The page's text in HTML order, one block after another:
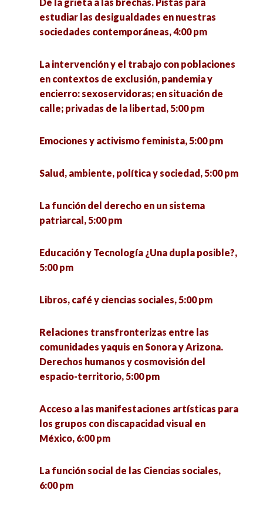
estudiar las desigualdades en nuestras
sociedades contemporáneas, 4:00 pm
La intervención y el trabajo con poblaciones
en contextos de exclusión, pandemia y
encierro: sexoservidoras; en situación de
calle; privadas de la libertad, 5:00 pm
Emociones y activismo feminista, 5:00 pm
Salud, ambiente, política y sociedad, 5:00 pm
La función del derecho en un sistema
patriarcal, 5:00 pm
Educación y Tecnología ¿Una dupla posible?,
5:00 pm
Libros, café y ciencias sociales, 5:00 pm
Relaciones transfronterizas entre las
comunidades yaquis en Sonora y Arizona.
Derechos humanos y cosmovisión del
espacio-territorio, 5:00 pm
Acceso a las manifestaciones artísticas para
los grupos con discapacidad visual en
México, 6:00 pm
La función social de las Ciencias sociales,
6:00 pm